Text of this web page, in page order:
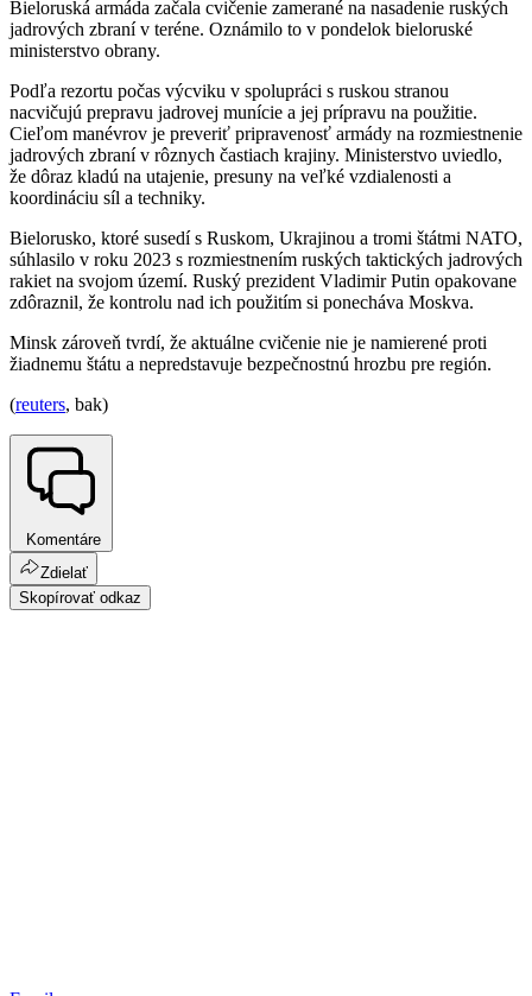
Bieloruská armáda začala cvičenie zamerané na nasadenie ruských
jadrových zbraní v teréne. Oznámilo to v pondelok bieloruské
ministerstvo obrany.
Podľa rezortu počas výcviku v spolupráci s ruskou stranou
nacvičujú prepravu jadrovej munície a jej prípravu na použitie.
Cieľom manévrov je preveriť pripravenosť armády na rozmiestnenie
jadrových zbraní v rôznych častiach krajiny. Ministerstvo uviedlo,
že dôraz kladú na utajenie, presuny na veľké vzdialenosti a
koordináciu síl a techniky.
Bielorusko, ktoré susedí s Ruskom, Ukrajinou a tromi štátmi NATO,
súhlasilo v roku 2023 s rozmiestnením ruských taktických jadrových
rakiet na svojom území. Ruský prezident Vladimir Putin opakovane
zdôraznil, že kontrolu nad ich použitím si ponecháva Moskva.
Minsk zároveň tvrdí, že aktuálne cvičenie nie je namierené proti
žiadnemu štátu a nepredstavuje bezpečnostnú hrozbu pre región.
(reuters, bak)
Komentáre
Zdielať
Skopírovať odkaz